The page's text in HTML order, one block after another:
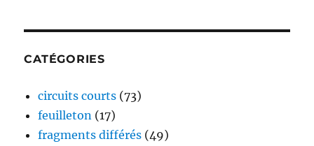
CATÉGORIES
circuits courts (73)
feuilleton (17)
fragments différés (49)